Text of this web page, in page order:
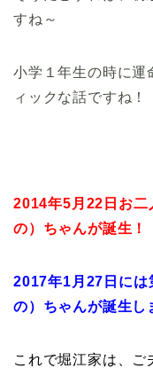
すね～
小学１年生の時に運
ィックな話ですね！
2014年5月22日お二
の）ちゃんが誕生！
2017年1月27日には
の）ちゃんが誕生し
これで堀江家は、ご